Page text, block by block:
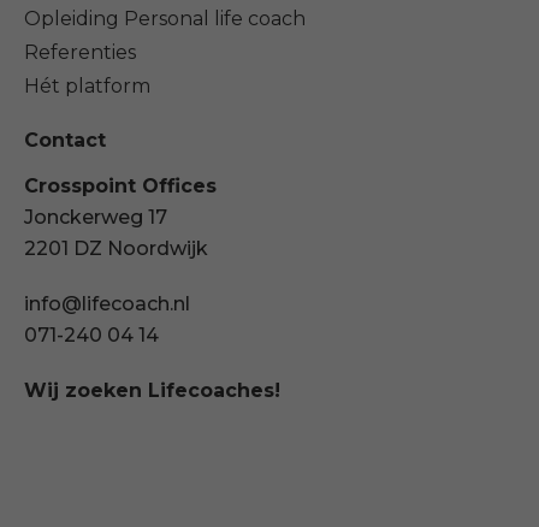
Opleiding Personal life coach
Referenties
Hét platform
Contact
Crosspoint Offices
Jonckerweg 17
2201 DZ Noordwijk
info@lifecoach.nl
071-240 04 14
Wij zoeken Lifecoaches!